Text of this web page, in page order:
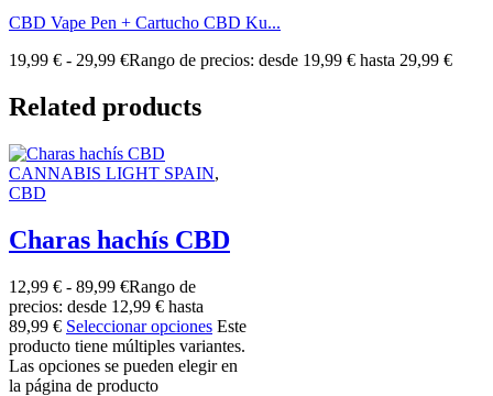
CBD Vape Pen + Cartucho CBD Ku...
19,99 € - 29,99 €Rango de precios: desde 19,99 € hasta 29,99 €
Related products
CANNABIS LIGHT SPAIN,
CBD
Charas hachís CBD
12,99 € - 89,99 €Rango de
precios: desde 12,99 € hasta
89,99 € Seleccionar opciones Este
producto tiene múltiples variantes.
Las opciones se pueden elegir en
la página de producto